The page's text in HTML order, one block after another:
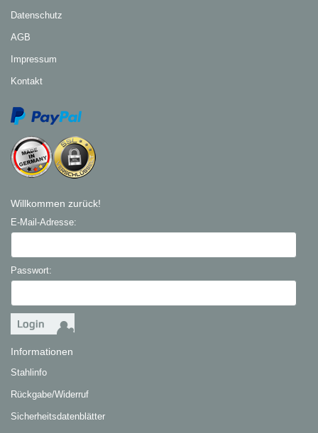
Datenschutz
AGB
Impressum
Kontakt
Willkommen zurück!
E-Mail-Adresse:
Passwort:
Informationen
Stahlinfo
Rückgabe/Widerruf
Sicherheitsdatenblätter